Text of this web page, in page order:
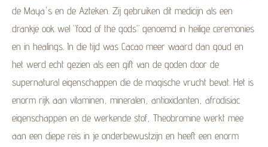
de Maya's en de Azteken. Zij gebruiken dit medicijn als een
drankje ook wel ‘’food of the gods’’ genoemd in heilige ceremonies
en in healings. In die tijd was Cacao meer waard dan goud en
het werd echt gezien als een gift van de goden door de
supernatural eigenschappen die de magische vrucht bevat. Het is
enorm rijk aan vitaminen, mineralen, antioxidanten, afrodisiac
eigenschappen en de werkende stof, Theobromine werkt mee
aan een diepe reis in je onderbewustzijn en heeft een enorm